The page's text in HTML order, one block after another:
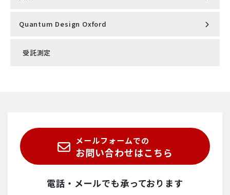
強磁性共鳴スペクトロメータ（FMR)
走査型プローブ顕微鏡 AFSEM nano
Qlibri社製 マイクロキャビティ・プラットフォーム
EuQlid社製 量子ダイヤモンド顕微鏡（QDM）
走査型NV顕微鏡 Qnami ProteusQ
ナノリサーチ原子間力顕微鏡 FlexAFM
社製 VAHEAT
超解像STED顕微鏡ユニット STEDYCON 2
分解能2nm 超解像顕微鏡 MINFLUX
磁気特性測定システム MPMS®3
小型無冷媒型PPMS® VersaLab™
SensoTech社製 インライン式 超音波濃度計
Knick社製 cCare pH完全自動洗浄・校正システム
Fluidan社製 オンライン式 レオメータ RheoStream®
Fluid.iO社製 インライン式 粘度計 ビスコスコープ®
abberior STAR
abberior LIVE
abberior DNA-PAINT
Quantum Design Oxford
ProteoxS
Proteox5mK
受託測定
の情報はこちら
メールフォームでの
お問い合わせはこちら
電話・メールでも承っております